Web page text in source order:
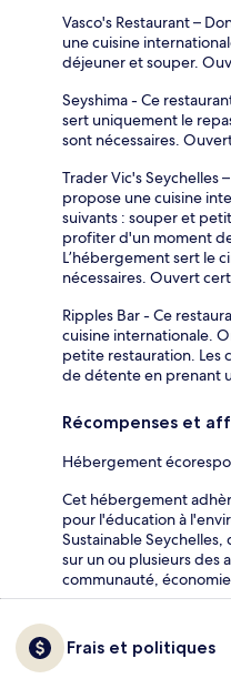
Vasco's Restaurant –
une cuisine
déjeuner et souper.
Seyshima - Ce
sert uniquement le
sont nécessaires.
Trader Vic's Seychelles
propose une cuisine
suivants : souper et
profiter d'un moment
L’hébergement sert le
nécessaires. Ouvert
Ripples Bar - Ce
cuisine internationale.
petite restauration.
de détente en prenant
Récompenses et
Hébergement
Cet hébergement
pour l'éducation à
Sustainable
sur un ou plusieurs des
communauté,
Frais et politiques